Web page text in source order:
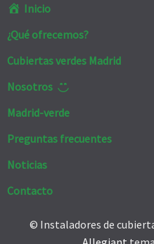
Inicio
¿Qué ofrecemos?
Cubiertas verdes Madrid
Nosotros
Madrid-verde
Preguntas frecuentes
Noticias
Contacto
© Instaladores de